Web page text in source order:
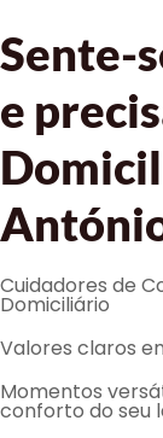
Sente-
e
Cuidadores de
Domiciliário
Valores claros
Momentos
conforto do seu